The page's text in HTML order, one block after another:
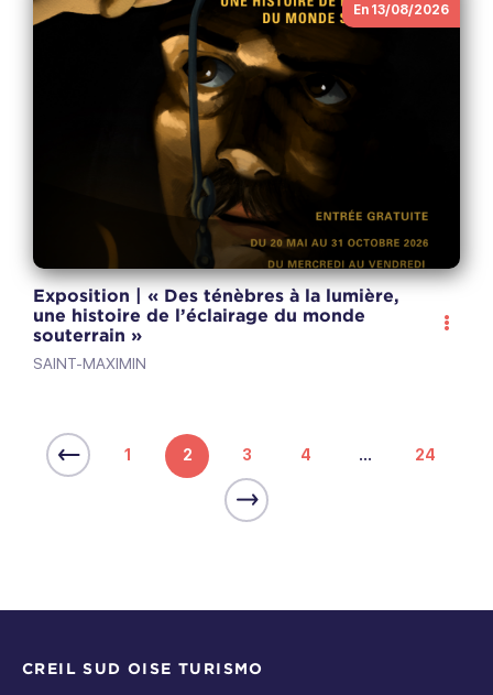
En 13/08/2026
Exposition | « Des ténèbres à la lumière,
une histoire de l’éclairage du monde
souterrain »
SAINT-MAXIMIN
1 2 3 4 ... 24
CREIL SUD OISE TURISMO